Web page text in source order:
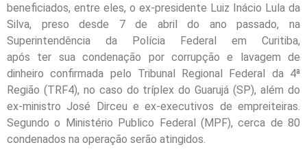
beneficiados, entre eles, o ex-presidente Luiz Inácio Lula da
Silva, preso desde 7 de abril do ano passado, na
Superintendência da Polícia Federal em Curitiba,
após ter sua condenação por corrupção e lavagem de
dinheiro confirmada pelo Tribunal Regional Federal da 4ª
Região (TRF4), no caso do tríplex do Guarujá (SP), além do
ex-ministro José Dirceu e ex-executivos de empreiteiras.
Segundo o Ministério Publico Federal (MPF), cerca de 80
condenados na operação serão atingidos.